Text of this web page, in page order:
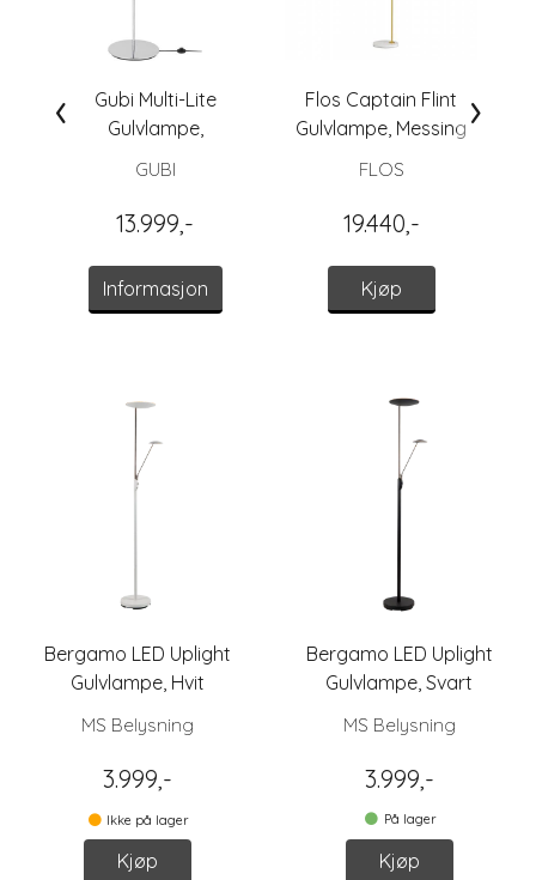
Gubi Multi-Lite
Gulvlampe,
Sort/Krom
GUBI
13.999,-
Informasjon
Flos Captain Flint
Gulvlampe, Messing
FLOS
19.440,-
Kjøp
‹ ›
Bergamo LED Uplight
Gulvlampe, Hvit
MS Belysning
3.999,-
Ikke på lager
Kjøp
Bergamo LED Uplight
Gulvlampe, Svart
MS Belysning
3.999,-
På lager
Kjøp